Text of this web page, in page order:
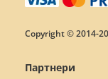
Copyright © 2014-
Партнери